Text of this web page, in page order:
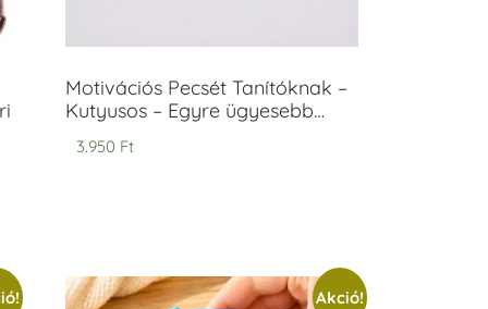
Motivációs Pecsét Tanítóknak –
Kutyusos – Egyre ügyesebb…
3.950 Ft
Akció!